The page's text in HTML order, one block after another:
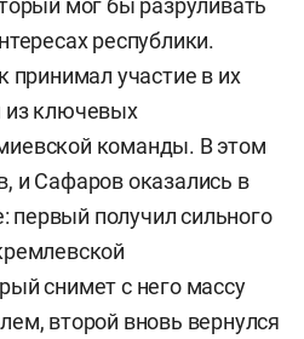
мог бы разруливать
республики.
принимал участие в их
из ключевых
команды. В этом
и Сафаров оказались в
получил сильного
снимет с него массу
второй вновь вернулся